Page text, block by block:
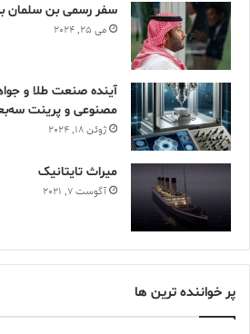
سفر رسمی بن سلمان
می 25, 2024
آینده صنعت طلا و
مصنوعی و پرینت
ژوئن 18, 2024
ميراث تايتانيک
آگوست 7, 2021
پر خواننده ترین ها